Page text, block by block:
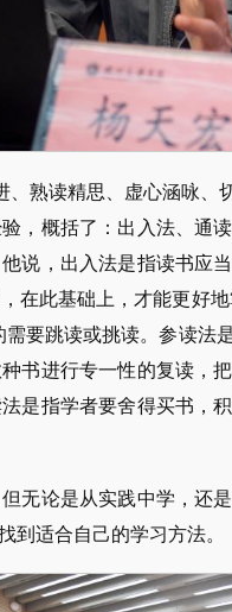
、熟读精思、虚心涵咏
，概括了：出入法、通
说，出入法是指读书应
在此基础上，才能更好
要跳读或挑读。参读
书进行专一性的复读，
是指学者要舍得买书，
无论是从实践中学，还
到适合自己的学习方法。